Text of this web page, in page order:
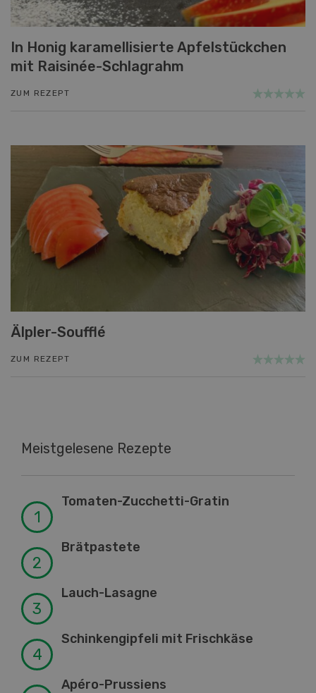
In Honig karamellisierte Apfelstückchen
mit Raisinée-Schlagrahm
ZUM REZEPT
Älpler-Soufflé
ZUM REZEPT
Meistgelesene Rezepte
Tomaten-Zucchetti-Gratin
Brätpastete
Lauch-Lasagne
Schinkengipfeli mit Frischkäse
Apéro-Prussiens